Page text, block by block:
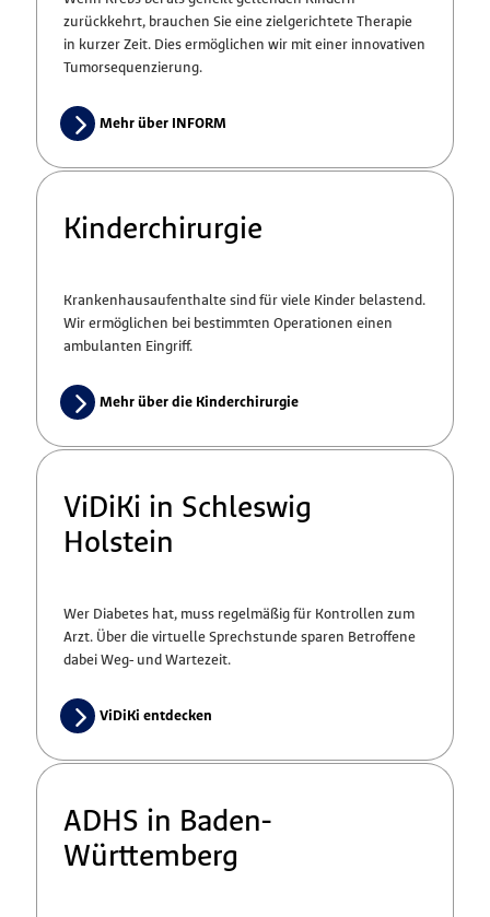
zurückkehrt, brauchen Sie eine zielgerichtete Therapie
in kurzer Zeit. Dies ermöglichen wir mit einer innovativen
Tumorsequenzierung.
Mehr über INFORM
Kinderchirurgie
Krankenhausaufenthalte sind für viele Kinder belastend.
Wir ermöglichen bei bestimmten Operationen einen
ambulanten Eingriff.
Mehr über die Kinderchirurgie
ViDiKi in Schleswig
Holstein
Wer Diabetes hat, muss regelmäßig für Kontrollen zum
Arzt. Über die virtuelle Sprechstunde sparen Betroffene
dabei Weg- und Wartezeit.
ViDiKi entdecken
ADHS in Baden-
Württemberg